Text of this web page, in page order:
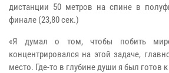
дистанции 50 метров на спине в
финале (23,80 сек.)
«Я думал о том, чтобы побить
концентрировался на этой задаче,
место. Где-то в глубине души я был готов к